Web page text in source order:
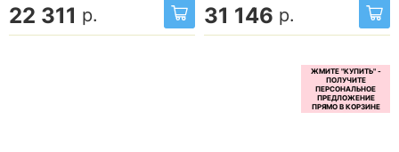
22 311 р. 31 146 р.